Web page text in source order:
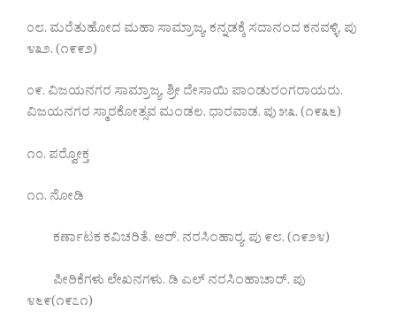
೦೮. ಮರೆತುಹೋದ ಮಹಾ ಸಾಮ್ರಾಜ್ಯ. ಕನ್ನಡಕ್ಕೆ ಸದಾನಂದ ಕನವಳ್ಳಿ. ಪು
೪೩೨. (೧೯೯೨)
೦೯. ವಿಜಯನಗರ ಸಾಮ್ರಾಜ್ಯ. ಶ್ರೀ ದೇಸಾಯಿ ಪಾಂಡುರಂಗರಾಯರು.
ವಿಜಯನಗರ ಸ್ಮಾರಕೋತ್ಸವ ಮಂಡಲ. ಧಾರವಾಡ. ಪು ೫೩. (೧೯೩೬)
೧೦. ಪರ‍್ವೋಕ್ತ
೧೧. ನೋಡಿ
ಕರ್ಣಾಟಕ ಕವಿಚರಿತೆ. ಆರ್. ನರಸಿಂಹಾರ‍್ಯ. ಪು ೯೮. (೧೯೨೪)
ಪೀಠಿಕೆಗಳು ಲೇಖನಗಳು. ಡಿ ಎಲ್ ನರಸಿಂಹಾಚಾರ್. ಪು
೪೬೯(೧೯೭೧)